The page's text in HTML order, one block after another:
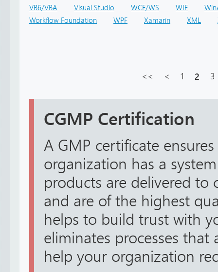
VB6/VBA
Visual Studio WCF/WS WIF
Workflow Foundation
WPF Xamarin XML
<< < 1 2 3
CGMP Certification
A GMP certificate
organization has a
products are delivered to
and are of the highest
helps to build trust with
eliminates processes that
help your organization